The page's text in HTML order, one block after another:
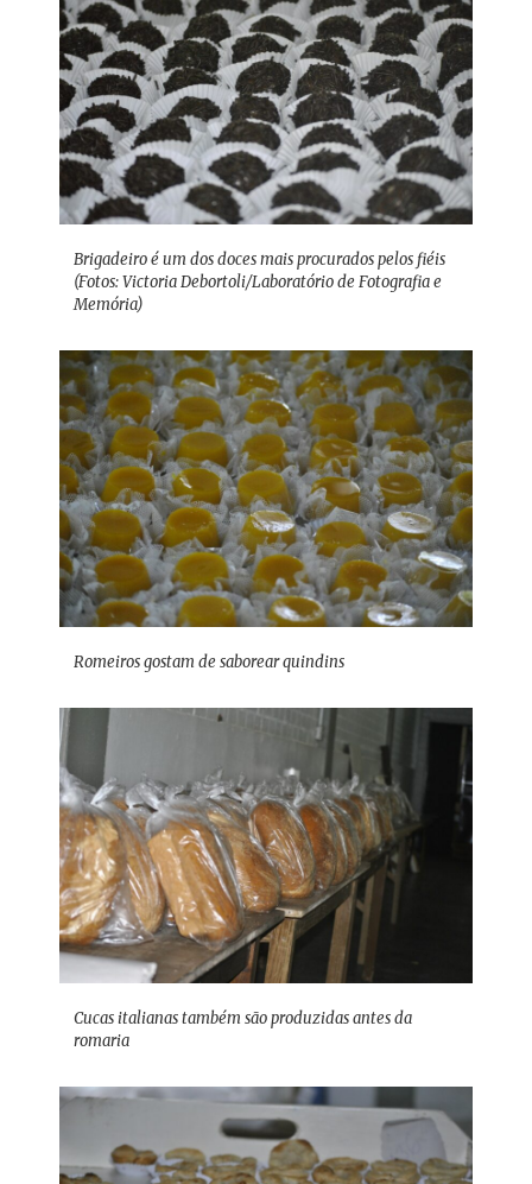
Brigadeiro é um dos doces mais procurados pelos fiéis
(Fotos: Victoria Debortoli/Laboratório de Fotografia e
Memória)
Romeiros gostam de saborear quindins
Cucas italianas também são produzidas antes da
romaria